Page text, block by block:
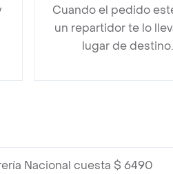
Cuando el pedido
un repartidor te lo
lugar de destino.
Nacional cuesta $ 6490